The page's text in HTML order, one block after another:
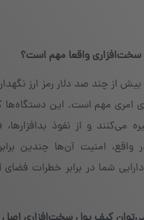
از چند صد دلار رمز ارز
امری مهم است. این دستگاه‌ها
می‌کنند و از نفوذ
واقع، امنیت آن‌ها چندین
شما در برابر خطرات